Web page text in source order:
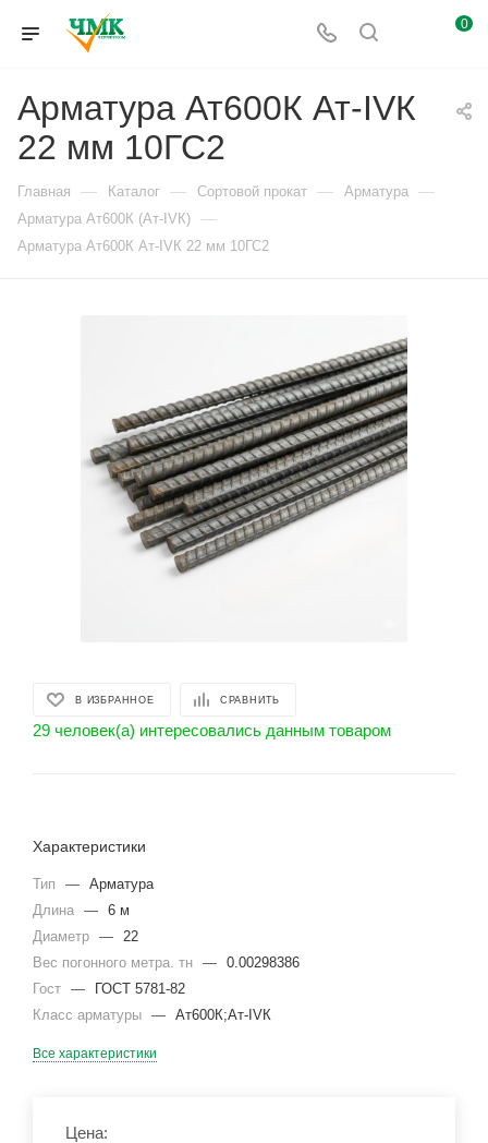
0
Арматура Ат600К Ат-IVК
22 мм 10ГС2
Главная — Каталог — Сортовой прокат — Арматура —
Арматура Ат600К (Ат-IVК) —
Арматура Ат600К Ат-IVК 22 мм 10ГС2
В ИЗБРАННОЕ СРАВНИТЬ
29 человек(а) интересовались данным товаром
Характеристики
Тип — Арматура
Длина — 6 м
Диаметр — 22
Вес погонного метра. тн — 0.00298386
Гост —
ГОСТ 5781-82
Класс арматуры — Ат600К;Ат-IVК
Все характеристики
Цена: